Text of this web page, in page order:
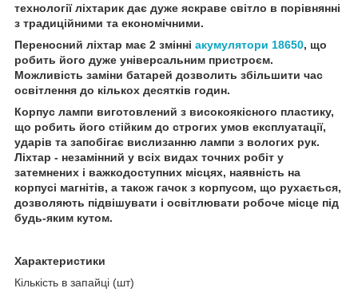
технології ліхтарик дає дуже яскраве світло в порівнянні
з традиційними та економічними.
Переносний ліхтар має 2 змінні акумулятори 18650, що
робить його дуже універсальним пристроєм.
Можливість заміни батарей дозволить збільшити час
освітлення до кількох десятків годин.
Корпус лампи виготовлений з високоякісного пластику,
що робить його стійким до строгих умов експлуатації,
ударів та запобігає вислизанню лампи з вологих рук.
Ліхтар - незамінний у всіх видах точних робіт у
затемнених і важкодоступних місцях, наявність на
корпусі магнітів, а також гачок з корпусом, що рухається,
дозволяють підвішувати і освітлювати робоче місце під
будь-яким кутом.
Характеристики
Кількість в запайці (шт)